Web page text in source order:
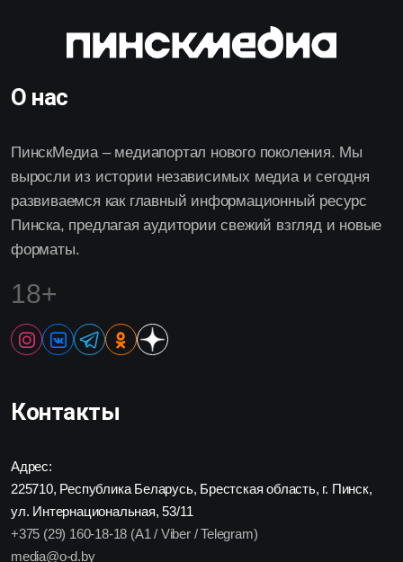
О нас
ПинскМедиа – медиапортал нового поколения. Мы
выросли из истории независимых медиа и сегодня
развиваемся как главный информационный ресурс
Пинска, предлагая аудитории свежий взгляд и новые
форматы.
18+
Контакты
Адрес:
225710, Республика Беларусь, Брестская область, г. Пинск,
ул. Интернациональная, 53/11
+375 (29) 160-18-18 (A1 / Viber / Telegram)
media@o-d.by